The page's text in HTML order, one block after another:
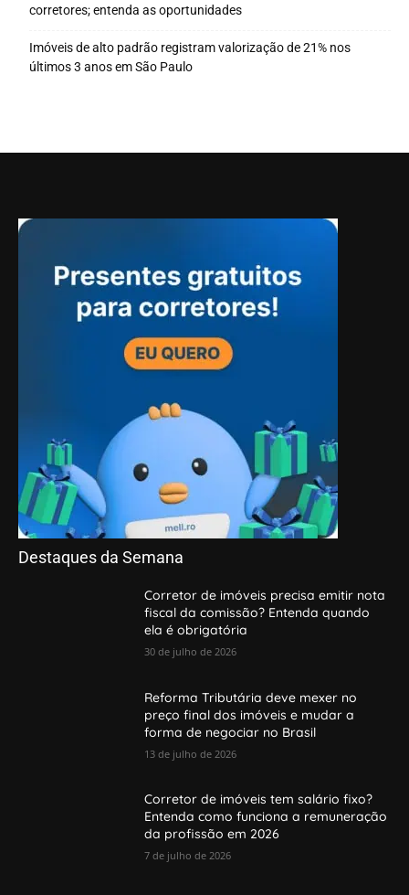
corretores; entenda as oportunidades
Imóveis de alto padrão registram valorização de 21% nos
últimos 3 anos em São Paulo
Destaques da Semana
Corretor de imóveis precisa emitir nota
fiscal da comissão? Entenda quando
ela é obrigatória
30 de julho de 2026
Reforma Tributária deve mexer no
preço final dos imóveis e mudar a
forma de negociar no Brasil
13 de julho de 2026
Corretor de imóveis tem salário fixo?
Entenda como funciona a remuneração
da profissão em 2026
7 de julho de 2026